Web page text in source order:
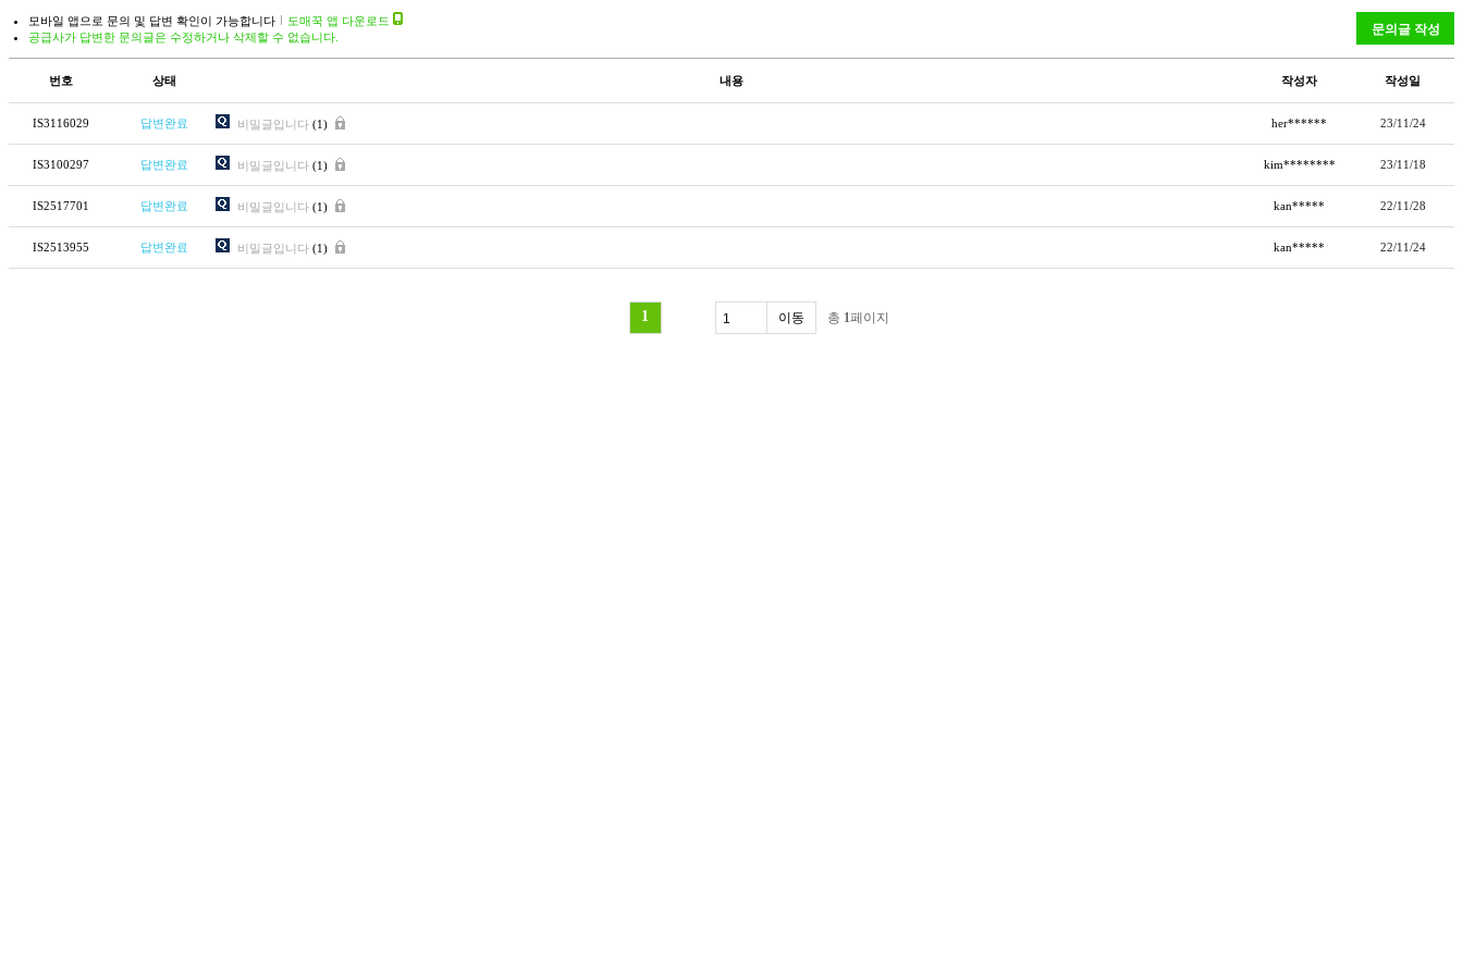
모바일 앱으로 문의 및 답변 확인이 가능합니다
도매꾹 앱 다운로드
공급사가 답변한 문의글은 수정하거나 삭제할 수 없습니다.
번호 상태 내용 작성자 작성일
IS3116029 답변완료 비밀글입니다 (1) her****** 23/11/24
IS3100297 답변완료 비밀글입니다 (1) kim******** 23/11/18
IS2517701 답변완료 비밀글입니다 (1) kan***** 22/11/28
IS2513955 답변완료 비밀글입니다 (1) kan***** 22/11/24
1 총 1페이지